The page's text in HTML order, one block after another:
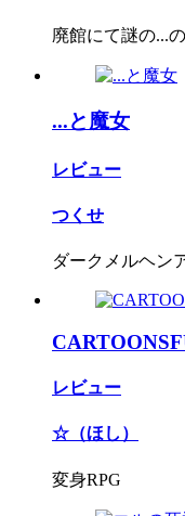
廃館にて謎の...
...と魔女
レビュー
つくせ
ダークメルヘン
レビュー
☆（ほし）
変身RPG